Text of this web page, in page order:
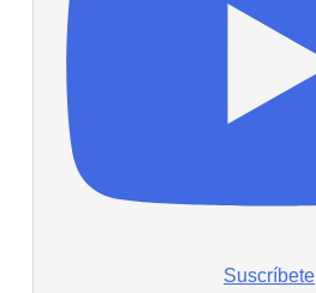
Suscríbete